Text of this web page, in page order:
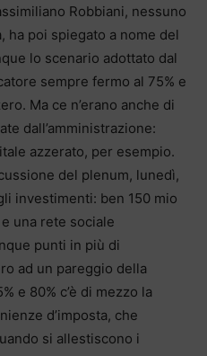
Robbiani, nessuno
ha poi spiegato a nome del
lo scenario adottato dal
sempre fermo al 75% e
Ma ce n’erano anche di
dall’amministrazione:
azzerato, per esempio.
del plenum, lunedì,
investimenti: ben 150 mio
una rete sociale
punti in più di
ad un pareggio della
e 80% c’è di mezzo la
d’imposta, che
si allestiscono i